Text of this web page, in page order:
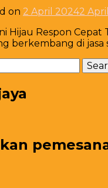
on 2 April 20242
Hijau Respon
berkembang di jasa